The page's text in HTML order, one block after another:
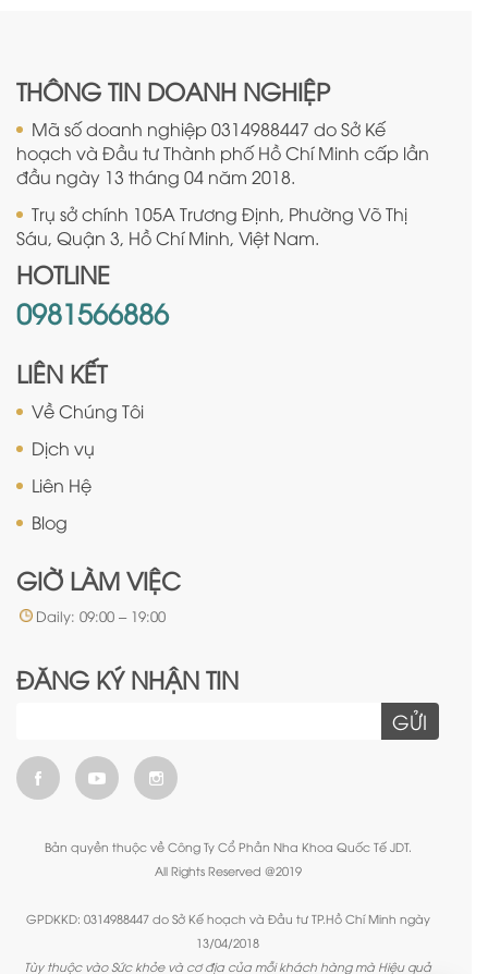
THÔNG TIN DOANH NGHIỆP
Mã số doanh nghiệp 0314988447 do Sở Kế
hoạch và Đầu tư Thành phố Hồ Chí Minh cấp lần
đầu ngày 13 tháng 04 năm 2018.
Trụ sở chính 105A Trương Định, Phường Võ Thị
Sáu, Quận 3, Hồ Chí Minh, Việt Nam.
HOTLINE
0981566886
LIÊN KẾT
Về Chúng Tôi
Dịch vụ
Liên Hệ
Blog
GIỜ LÀM VIỆC
Daily: 09:00 – 19:00
ĐĂNG KÝ NHẬN TIN
GỬI
Bản quyền thuộc về Công Ty Cổ Phần Nha Khoa Quốc Tế JDT.
All Rights Reserved @2019
GPDKKD: 0314988447 do Sở Kế hoạch và Đầu tư TP.Hồ Chí Minh ngày
13/04/2018
Tùy thuộc vào Sức khỏe và cơ địa của mỗi khách hàng mà Hiệu quả